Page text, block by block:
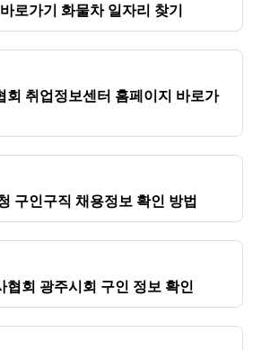
로가기 화물차 일자리 찾기
회 취업정보센터 홈페이지 바로가
구인구직 채용정보 확인 방법
협회 광주시회 구인 정보 확인